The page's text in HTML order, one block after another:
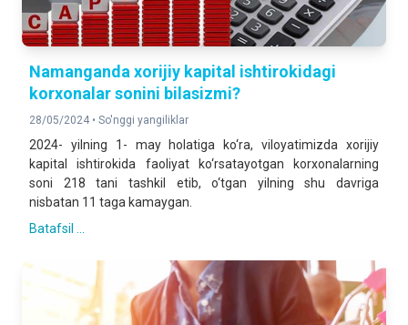
Namanganda xorijiy kapital ishtirokidagi
korxonalar sonini bilasizmi?
28/05/2024 • So'nggi yangiliklar
2024- yilning 1- may holatiga ko‘ra, viloyatimizda xorijiy
kapital ishtirokida faoliyat ko‘rsatayotgan korxonalarning
soni 218 tani tashkil etib, o‘tgan yilning shu davriga
nisbatan 11 taga kamaygan.
Batafsil ...